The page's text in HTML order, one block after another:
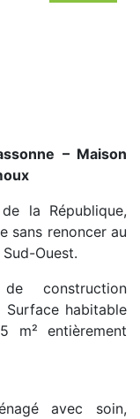
– Maison
la République,
sans renoncer au
Ouest.
construction
habitable
m² entièrement
avec soin,